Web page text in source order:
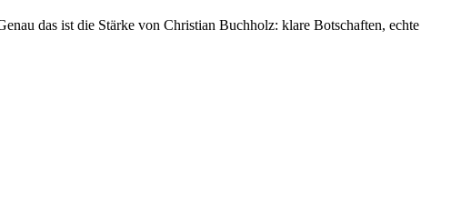
das ist die Stärke von Christian Buchholz: klare Botschaften, echte